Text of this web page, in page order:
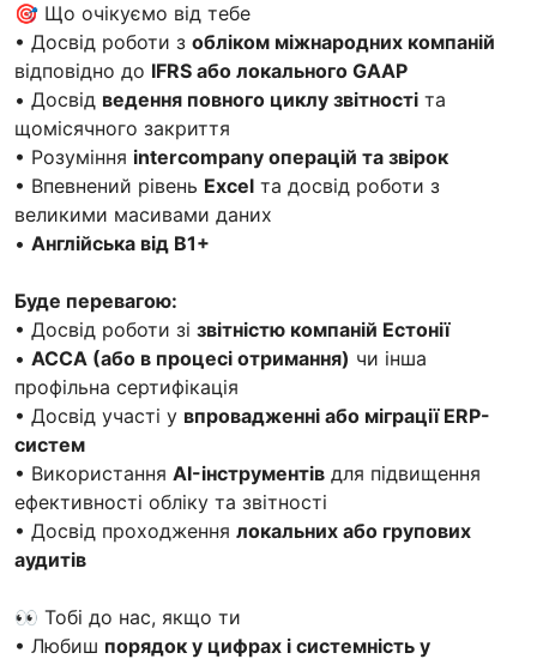
🎯 Що очікуємо від тебе
• Досвід роботи з обліком міжнародних компаній
відповідно до IFRS або локального GAAP
• Досвід ведення повного циклу звітності та
щомісячного закриття
• Розуміння intercompany операцій та звірок
• Впевнений рівень Excel та досвід роботи з
великими масивами даних
• Англійська від B1+
Буде перевагою:
• Досвід роботи зі звітністю компаній Естонії
• ACCA (або в процесі отримання) чи інша
профільна сертифікація
• Досвід участі у впровадженні або міграції ERP-
систем
• Використання AI-інструментів для підвищення
ефективності обліку та звітності
• Досвід проходження локальних або групових
аудитів
👀 Тобі до нас, якщо ти
• Любиш порядок у цифрах і системність у